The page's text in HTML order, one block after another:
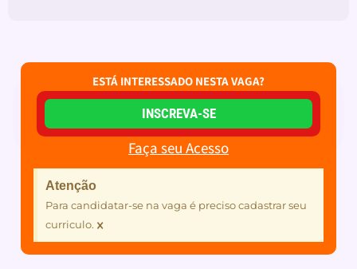
ESTÁ INTERESSADO NESTA VAGA?
INSCREVA-SE
Faça seu Acesso
Atenção
Para candidatar-se na vaga é preciso cadastrar seu
curriculo. ×